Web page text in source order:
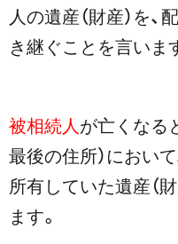
人の遺産（財産）を
き継ぐことを言いま
被相続人が亡くなる
最後の住所）におい
所有していた遺産（財
ます。